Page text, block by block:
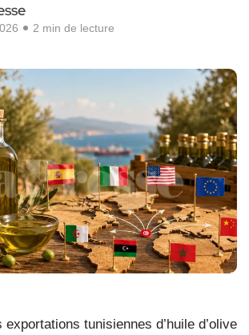
2 min de lecture
tunisiennes d’huile d’olive